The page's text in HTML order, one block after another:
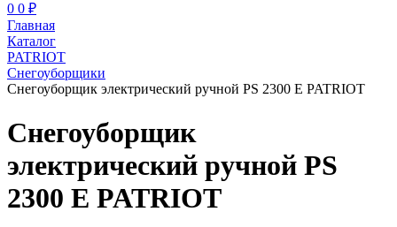
0 0 ₽
Главная
Каталог
PATRIOT
Снегоуборщики
Снегоуборщик электрический ручной PS 2300 Е PATRIOT
Снегоуборщик
электрический ручной PS
2300 Е PATRIOT